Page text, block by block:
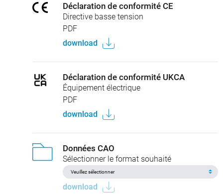
Déclaration de conformité CE
Directive basse tension
PDF
download
Déclaration de conformité UKCA
Équipement électrique
PDF
download
Données CAO
Sélectionner le format souhaité
download